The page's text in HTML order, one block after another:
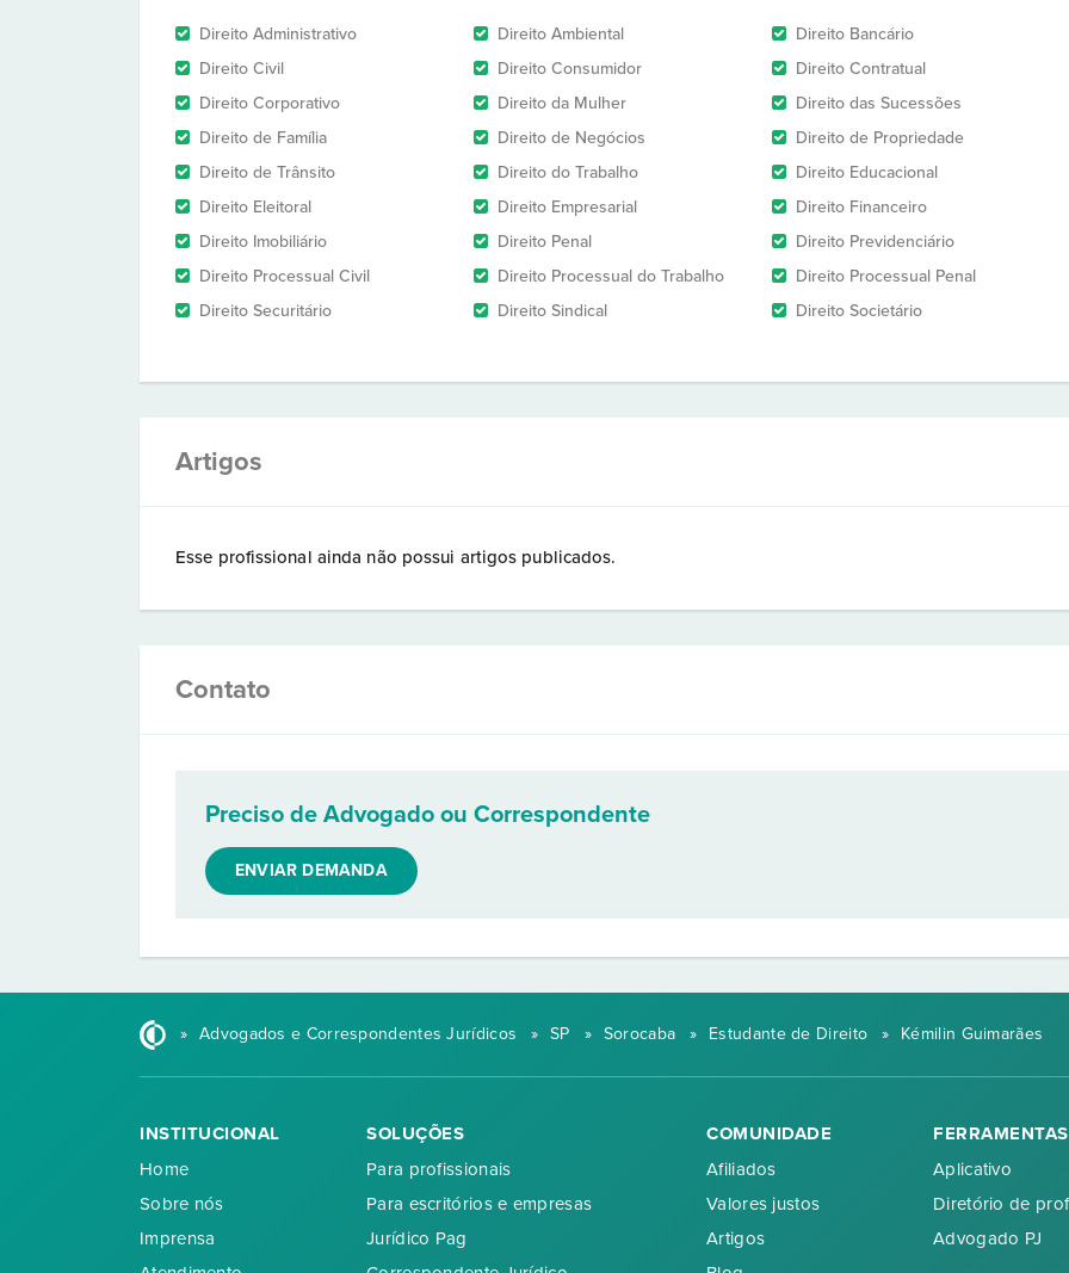
Direito Administrativo Direito Ambiental
Direito Bancário
Direito Civil
Direito Consumidor
Direito Contratual
Direito Corporativo
Direito da Mulher
Direito das Sucessões
Direito de Família
Direito de Negócios
Direito de Propriedade
Direito de Trânsito
Direito do Trabalho
Direito Educacional
Direito Eleitoral
Direito Empresarial
Direito Financeiro
Direito Imobiliário
Direito Penal
Direito Previdenciário
Direito Processual Civil
Direito Processual do Trabalho
Direito Processual Penal
Direito Securitário
Direito Sindical Direito Societário
Artigos
Esse profissional ainda não possui artigos publicados.
Contato
Preciso de Advogado ou Correspondente
ENVIAR DEMANDA
» Advogados e Correspondentes Jurídicos » SP » Sorocaba » Estudante de Direito » Kémilin Guimarães
INSTITUCIONAL
Home
Sobre nós
Imprensa
SOLUÇÕES
Para profissionais
Para escritórios e empresas
Jurídico Pag
COMUNIDADE
Afiliados
Valores justos
Artigos
FERRAMENTAS
Aplicativo
Diretório de
Advogado PJ